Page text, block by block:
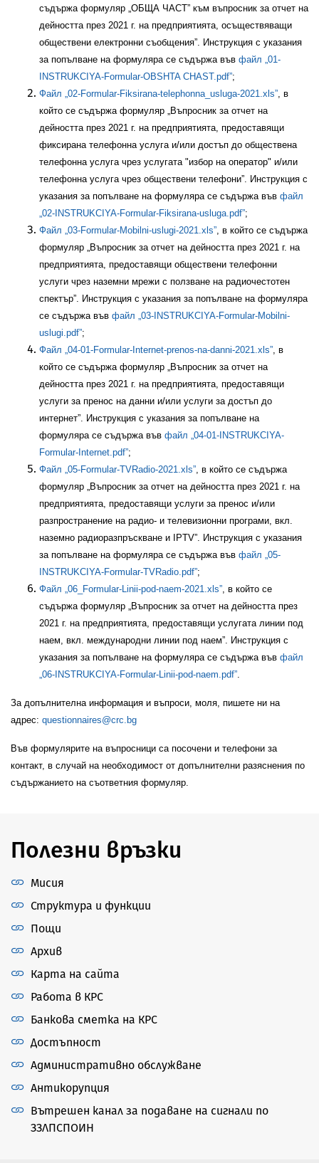
съдържа формуляр „ОБЩА ЧАСТ” към въпросник за отчет на
дейността през 2021 г. на предприятията, осъществяващи
обществени електронни съобщения”. Инструкция с указания
за попълване на формуляра се съдържа във файл „01-
INSTRUKCIYA-Formular-OBSHTA CHAST.pdf”;
Файл „02-Formular-Fiksirana-telephonna_usluga-2021.xls” , в
който се съдържа формуляр „Въпросник за отчет на
дейността през 2021 г. на предприятията, предоставящи
фиксирана телефонна услуга и/или достъп до обществена
телефонна услуга чрез услугата "избор на оператор" и/или
телефонна услуга чрез обществени телефони”. Инструкция с
указания за попълване на формуляра се съдържа във файл
„02-INSTRUKCIYA-Formular-Fiksirana-usluga.pdf”;
Файл „03-Formular-Mobilni-uslugi-2021.xls” , в който се съдържа
формуляр „Въпросник за отчет на дейността през 2021 г. на
предприятията, предоставящи обществени телефонни
услуги чрез наземни мрежи с ползване на радиочестотен
спектър”. Инструкция с указания за попълване на формуляра
се съдържа във файл „03-INSTRUKCIYA-Formular-Mobilni-
uslugi.pdf”;
Файл „04-01-Formular-Internet-prenos-na-danni-2021.xls” , в
който се съдържа формуляр „Въпросник за отчет на
дейността през 2021 г. на предприятията, предоставящи
услуги за пренос на данни и/или услуги за достъп до
интернет”. Инструкция с указания за попълване на
формуляра се съдържа във файл „04-01-INSTRUKCIYA-
Formular-Internet.pdf”;
Файл „05-Formular-TVRadio-2021.xls” , в който се съдържа
формуляр „Въпросник за отчет на дейността през 2021 г. на
предприятията, предоставящи услуги за пренос и/или
разпространение на радио- и телевизионни програми, вкл.
наземно радиоразпръскване и IPTV”. Инструкция с указания
за попълване на формуляра се съдържа във файл „05-
INSTRUKCIYA-Formular-TVRadio.pdf”;
Файл „06_Formular-Linii-pod-naem-2021.xls” , в който се
съдържа формуляр „Въпросник за отчет на дейността през
2021 г. на предприятията, предоставящи услугата линии под
наем, вкл. международни линии под наем”. Инструкция с
указания за попълване на формуляра се съдържа във файл
„06-INSTRUKCIYA-Formular-Linii-pod-naem.pdf”
За допълнителна информация и въпроси, моля, пишете ни на
адрес: questionnaires@crc.bg
Във формулярите на въпросници са посочени и телефони за
контакт, в случай на необходимост от допълнителни разяснения по
съдържанието на съответния формуляр.
Полезни връзки
Мисия
Структура и функции
Пощи
Архив
Карта на сайта
Работа в КРС
Банкова сметка на КРС
Достъпност
Административно обслужване
Антикорупция
Вътрешен канал за подаване на сигнали по
ЗЗЛПСПОИН